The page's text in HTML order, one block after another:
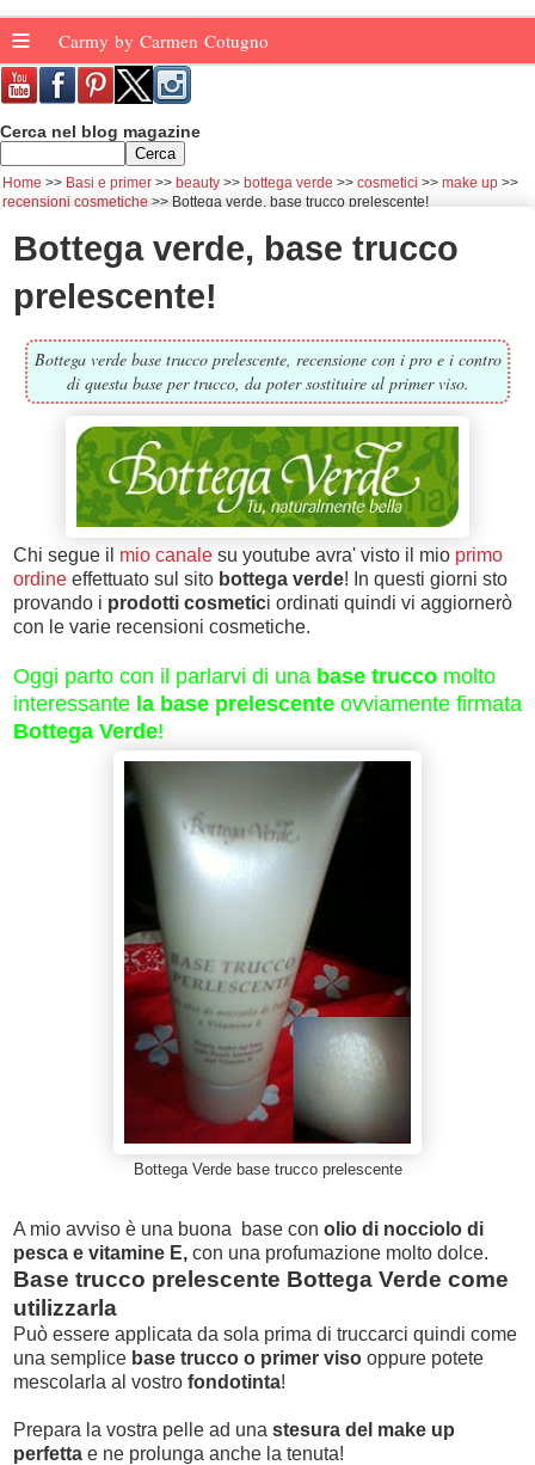
≡ Carmy by Carmen Cotugno
Cerca nel blog magazine
Home Basi e primer beauty bottega verde cosmetici
make up
recensioni cosmetiche
Bottega verde, base trucco prelescente!
Bottega verde, base trucco
prelescente!
Bottega verde base trucco prelescente, recensione con i pro e i contro
di questa base per trucco, da poter sostituire al primer viso.
Chi segue il mio canale su youtube avra' visto il mio primo
ordine effettuato sul sito bottega verde! In questi giorni sto
provando i prodotti cosmetici ordinati quindi vi aggiornerò
con le varie recensioni cosmetiche.
Oggi parto con il parlarvi di una base trucco molto
interessante la base prelescente ovviamente firmata
Bottega Verde!
Bottega Verde base trucco prelescente
A mio avviso è una buona base con olio di nocciolo di
pesca e vitamine E, con una profumazione molto dolce.
Base trucco prelescente Bottega Verde come
utilizzarla
Può essere applicata da sola prima di truccarci quindi come
una semplice base trucco o primer viso oppure potete
mescolarla al vostro fondotinta!
Prepara la vostra pelle ad una stesura del make up
perfetta e ne prolunga anche la tenuta!